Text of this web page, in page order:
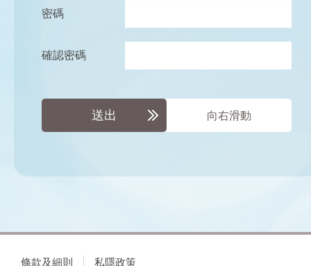
密碼
確認密碼
送出 向右滑動
條款及細則 私隱政策